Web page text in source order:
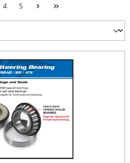
4 5